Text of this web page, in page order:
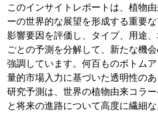
このインサイトレポートは、植物
ーの世界的な展望を形成する重要な
影響要因を評価し、タイプ、用途
ごとの予測を分解して、新たな機
強調しています。何百ものボトム
量的市場入力に基づいた透明性の
研究予測は、世界の植物由来コラ
と将来の進路について高度に繊細な